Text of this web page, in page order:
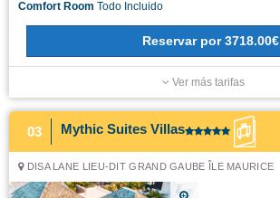
Comfort Room Todo Incluido
Reservar por 3718.00€
Ver más tarifas
03 Mythic Suites Villas
DISA LANE LIEU-DIT GRAND GAUBE ÎLE MAURICE